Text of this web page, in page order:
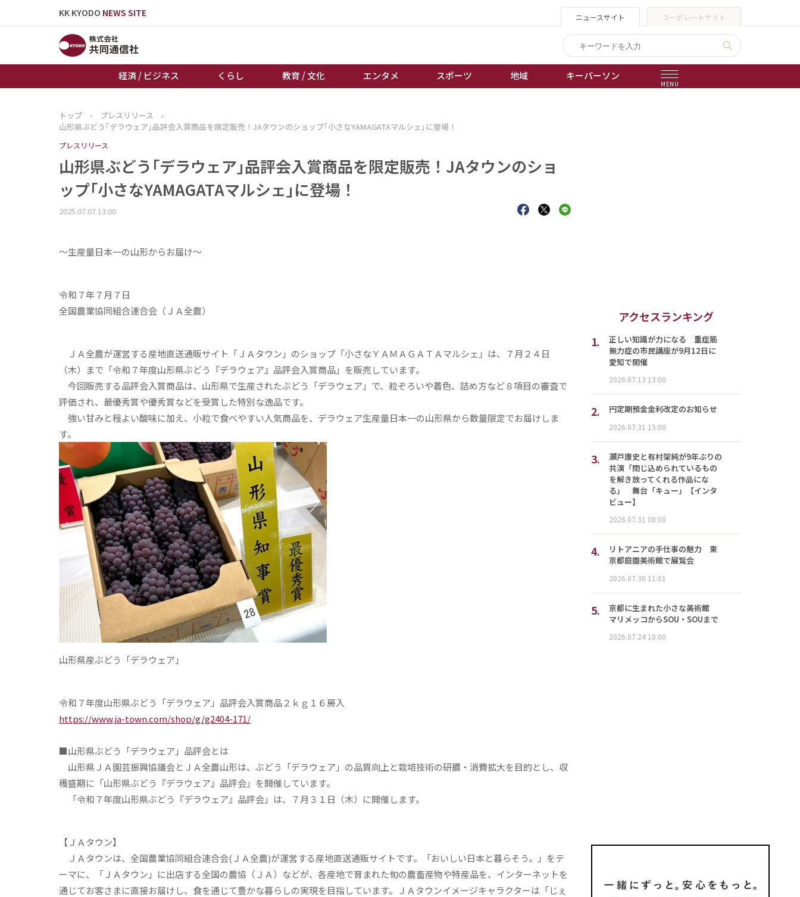
KK KYODO NEWS SITE ニュースサイト コーポレートサイト
経済 / ビジネス くらし 教育 / 文化 エンタメ スポーツ 地域 キーパーソン
MENU
トップページ
エンタメ
スポーツ
競輪
トップ › プレスリリース
›
山形県ぶどう｢デラウェア｣品評会入賞商品を限定販売！JAタウンのショップ｢小さなYAMAGATAマルシェ｣に登場！
プレスリリース
山形県ぶどう｢デラウェア｣品評会入賞商品を限定販売！JAタウンのショ
ップ｢小さなYAMAGATAマルシェ｣に登場！
2025.07.07 13:00
～生産量日本一の山形からお届け～
令和７年７月７日
全国農業協同組合連合会（ＪＡ全農）
ＪＡ全農が運営する産地直送通販サイト「ＪＡタウン」のショップ「小さなＹＡＭＡＧＡＴＡマルシェ」は、７月２４日
（木）まで「令和７年度山形県ぶどう『デラウェア』品評会入賞商品」を販売しています。
今回販売する品評会入賞商品は、山形県で生産されたぶどう「デラウェア」で、粒ぞろいや着色、詰め方など８項目の審査で
評価され、最優秀賞や優秀賞などを受賞した特別な逸品です。
強い甘みと程よい酸味に加え、小粒で食べやすい人気商品を、デラウェア生産量日本一の山形県から数量限定でお届けしま
す。
山形県産ぶどう「デラウェア」
令和７年度山形県ぶどう「デラウェア」品評会入賞商品２ｋｇ１６房入
https://www.ja-town.com/shop/g/g2404-171/
■山形県ぶどう「デラウェア」品評会とは
山形県ＪＡ園芸振興協議会とＪＡ全農山形は、ぶどう「デラウェア」の品質向上と栽培技術の研鑽・消費拡大を目的とし、収
穫盛期に「山形県ぶどう『デラウェア』品評会」を開催しています。
「令和７年度山形県ぶどう『デラウェア』品評会」は、７月３１日（木）に開催します。
【ＪＡタウン】
ＪＡタウンは、全国農業協同組合連合会(ＪＡ全農)が運営する産地直送通販サイトです。「おいしい日本と暮らそう。」をテ
ーマに、「ＪＡタウン」に出店する全国の農協（ＪＡ）などが、各産地で育まれた旬の農畜産物や特産品を、インターネットを
通じてお客さまに直接お届けし、食を通じて豊かな暮らしの実現を目指しています。ＪＡタウンイメージキャラクターは「じぇ
アクセスランキング
1.
正しい知識が力になる 重症筋
無力症の市民講座が9月12日に
愛知で開催
2026.07.13 13:00
2. 円定期預金金利改定のお知らせ
2026.07.31 15:00
3.
瀬戸康史と有村架純が9年ぶりの
共演「閉じ込められているもの
を解き放ってくれる作品にな
る」 舞台「キュー」【インタ
ビュー】
2026.07.31 08:00
4.
リトアニアの手仕事の魅力 東
京都庭園美術館で展覧会
2026.07.30 11:01
5.
京都に生まれた小さな美術館
マリメッコからSOU・SOUまで
2026.07.24 10:00